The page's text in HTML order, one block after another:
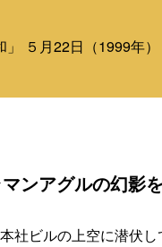
５月22日（1999年）
ンアグルの幻影
社ビルの上空に潜伏